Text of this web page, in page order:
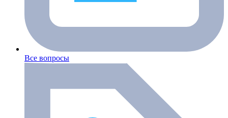
Все вопросы